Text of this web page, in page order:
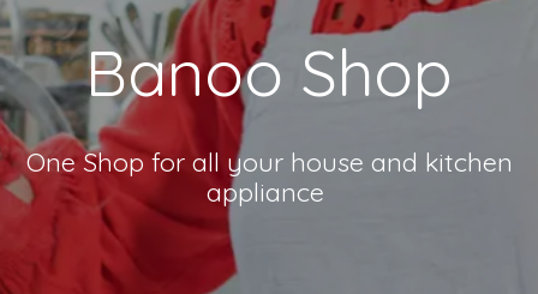
Banoo Shop
One Shop for all your house and kitchen
appliance